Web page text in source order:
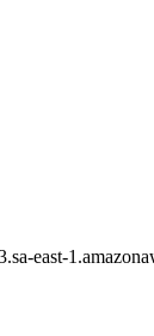
east-